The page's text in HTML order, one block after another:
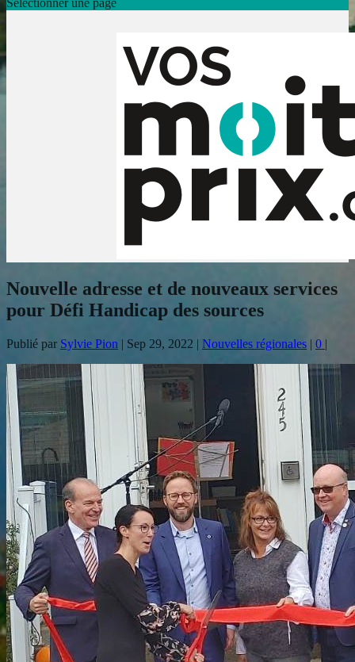
Sélectionner une page
Nouvelle adresse et de nouveaux services
pour Défi Handicap des sources
Publié par Sylvie Pion | Sep 29, 2022 | Nouvelles régionales | 0 |